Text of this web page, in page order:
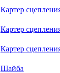
Картер
Картер
Картер
Шайба